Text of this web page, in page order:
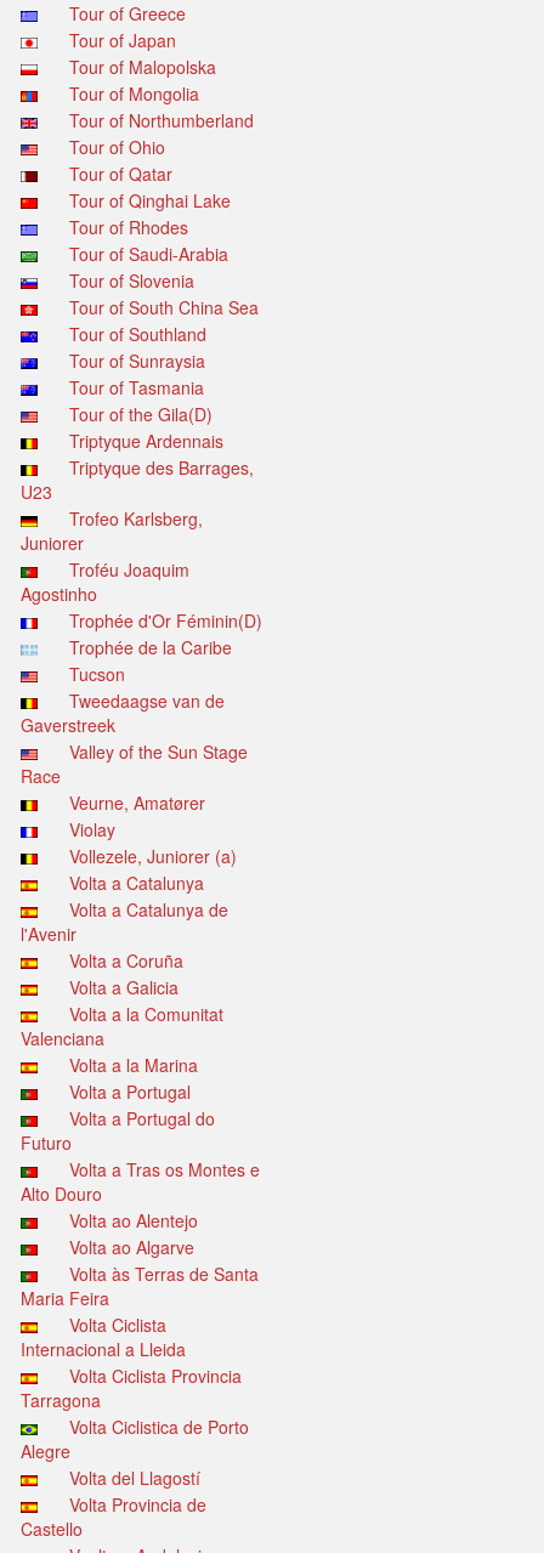
Tour of Greece
Tour of Japan
Tour of Malopolska
Tour of Mongolia
Tour of Northumberland
Tour of Ohio
Tour of Qatar
Tour of Qinghai Lake
Tour of Rhodes
Tour of Saudi-Arabia
Tour of Slovenia
Tour of South China Sea
Tour of Southland
Tour of Sunraysia
Tour of Tasmania
Tour of the Gila(D)
Triptyque Ardennais
Triptyque des Barrages,
U23
Trofeo Karlsberg,
Juniorer
Troféu Joaquim
Agostinho
Trophée d'Or Féminin(D)
Trophée de la Caribe
Tucson
Tweedaagse van de
Gaverstreek
Valley of the Sun Stage
Race
Veurne, Amatører
Violay
Vollezele, Juniorer (a)
Volta a Catalunya
Volta a Catalunya de
l'Avenir
Volta a Coruña
Volta a Galicia
Volta a la Comunitat
Valenciana
Volta a la Marina
Volta a Portugal
Volta a Portugal do
Futuro
Volta a Tras os Montes e
Alto Douro
Volta ao Alentejo
Volta ao Algarve
Volta às Terras de Santa
Maria Feira
Volta Ciclista
Internacional a Lleida
Volta Ciclista Provincia
Tarragona
Volta Ciclistica de Porto
Alegre
Volta del Llagostí
Volta Provincia de
Castello